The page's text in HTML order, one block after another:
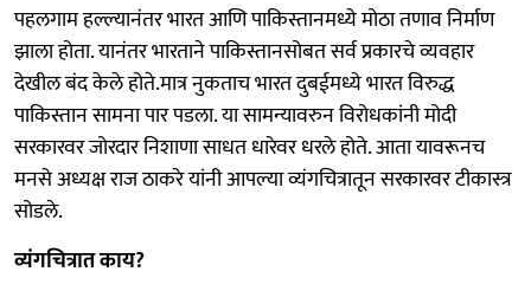
पहलगाम हल्ल्यानंतर भारत आणि पाकिस्तानमध्ये मोठा तणाव निर्माण
झाला होता. यानंतर भारताने पाकिस्तानसोबत सर्व प्रकारचे व्यवहार
देखील बंद केले होते.मात्र नुकताच भारत दुबईमध्ये भारत विरुद्ध
पाकिस्तान सामना पार पडला. या सामन्यावरुन विरोधकांनी मोदी
सरकारवर जोरदार निशाणा साधत धारेवर धरले होते. आता यावरूनच
मनसे अध्यक्ष राज ठाकरे यांनी आपल्या व्यंगचित्रातून सरकारवर टीकास्त्र
सोडले.
व्यंगचित्रात काय?